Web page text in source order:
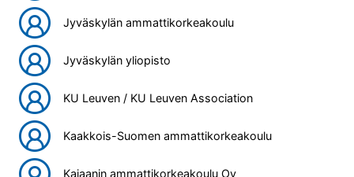
Jyväskylän ammattikorkeakoulu
Jyväskylän yliopisto
KU Leuven / KU Leuven Association
Kaakkois-Suomen ammattikorkeakoulu
Kajaanin ammattikorkeakoulu Oy